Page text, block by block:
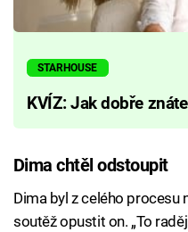
STARHOUSE
KVÍZ: Jak dobře
Dima chtěl odstoupit
Dima byl z celého procesu
soutěž opustit on. „To